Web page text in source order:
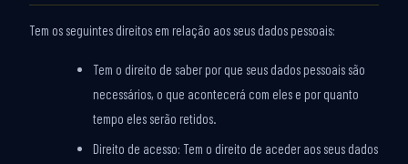
Tem os seguintes direitos em relação aos seus dados pessoais:
Tem o direito de saber por que seus dados pessoais são
necessários, o que acontecerá com eles e por quanto
tempo eles serão retidos.
Direito de acesso: Tem o direito de aceder aos seus dados